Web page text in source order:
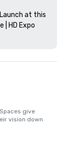
at this
| HD Expo
give
vision down